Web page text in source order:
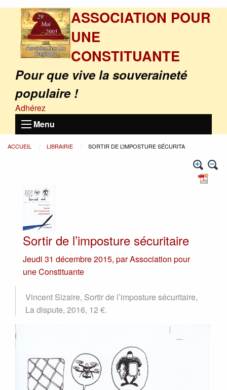
ASSOCIATION POUR
UNE
CONSTITUANTE
Pour que vive la souveraineté
populaire !
Adhérez
Menu
ACCUEIL LIBRAIRIE SORTIR DE L’IMPOSTURE SÉCURITA
Sortir de l’imposture sécuritaire
Jeudi 31 décembre 2015, parAssociation pour
une Constituante
Vincent Sizaire, Sortir de l’imposture sécuritaire,
La dispute, 2016, 12 €.